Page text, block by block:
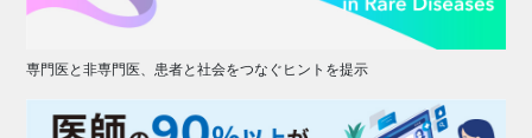
専門医と非専門医、患者と社会をつなぐヒントを提示